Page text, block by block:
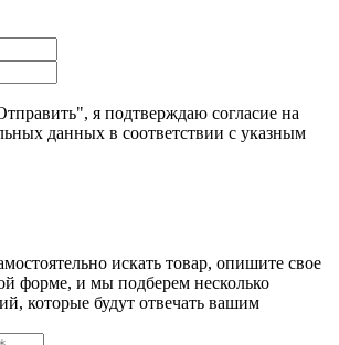
я подтверждаю согласие на
данных в соответствии с указным
искать товар, опишите свое
форме, и мы подберем несколько
которые будут отвечать вашим